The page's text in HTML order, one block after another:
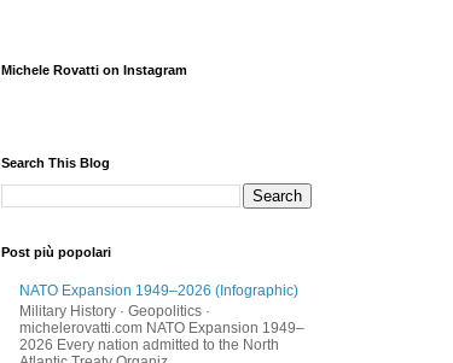
Michele Rovatti on Instagram
Search This Blog
Post più popolari
NATO Expansion 1949–2026 (Infographic)
Military History · Geopolitics ·
michelerovatti.com NATO Expansion 1949–
2026 Every nation admitted to the North